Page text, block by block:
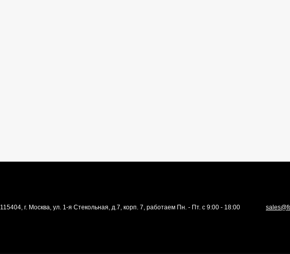
115404, г. Москва, ул. 1-я Стекольная, д.7, корп. 7, работаем Пн. - Пт. с 9:00 - 18:00